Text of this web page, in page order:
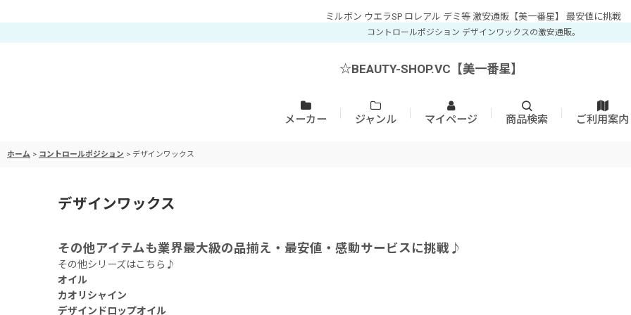
ミルボン ウエラSP ロレアル デミ等 激安通販【美一番星】 最安値に挑戦
コントロールポジション デザインワックスの激安通販。
☆BEAUTY-SHOP.VC【美一番星】
メーカー ジャンル マイページ 商品検索 ご利用案内
ホーム > コントロールポジション > デザインワックス
デザインワックス
その他アイテムも業界最大級の品揃え・最安値・感動サービスに挑戦♪
その他シリーズはこちら♪
オイル
カオリシャイン
デザインドロップオイル